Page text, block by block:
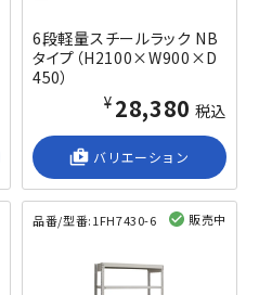
6段軽量スチールラック NB
タイプ（H2100×W900×D
450）
¥28,380 税込
shop_2 バリエーション
品番/型番:1FH7430-6 販売中